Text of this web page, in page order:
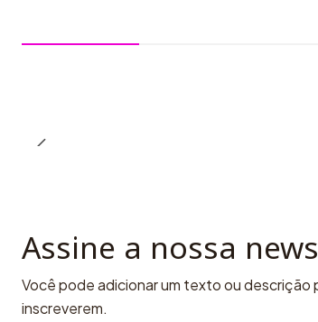
Assine a nossa
Você pode adicionar um texto ou descrição
inscreverem.